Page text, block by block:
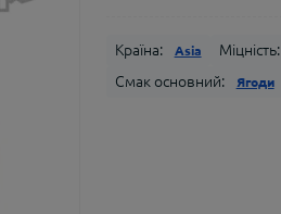
Країна: Asia Міцність:
Смак основний: Ягоди